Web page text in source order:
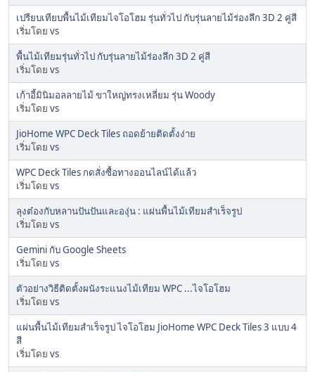
เปรียบเทียบพื้นไม้เทียมไจโอโฮม รุ่นทั่วไป กับรุ่นลายไม้ร่องลึก 3D 2 คู่สี
เริ่มโดย vs
พื้นไม้เทียมรุ่นทั่วไป กับรุ่นลายไม้ร่องลึก 3D 2 คู่สี
เริ่มโดย vs
เก้าอี้มินิมอลลายไม้ ขาใหญ่ทรงเหลี่ยม รุ่น Woody
เริ่มโดย vs
JioHome WPC Deck Tiles ถอดย้ายติดตั้งง่าย
เริ่มโดย vs
WPC Deck Tiles กดสั่งซื้อทางออนไลน์ได้แล้ว
เริ่มโดย vs
ลุงต๋องกับหลานปันปันและองุ่น : แผ่นพื้นไม้เทียมสำเร็จรูป
เริ่มโดย vs
Gemini กับ Google Sheets
เริ่มโดย vs
ตัวอย่างวิธีติดตั้งผนังระแนงไม้เทียม WPC ...ไจโอโฮม
เริ่มโดย vs
แผ่นพื้นไม้เทียมสำเร็จรูป ไจโอโฮม JioHome WPC Deck Tiles 3 แบบ 4
สี
เริ่มโดย vs